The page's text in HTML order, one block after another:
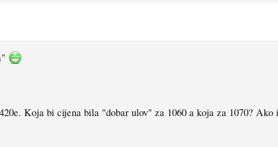
Koja bi cijena bila "dobar ulov" za 1060 a koja za 1070? Ako